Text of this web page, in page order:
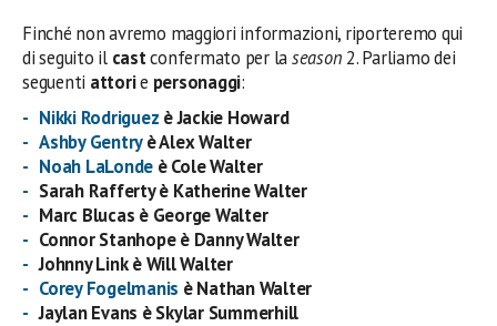
Finché non avremo maggiori informazioni, riporteremo qui
di seguito il castconfermato per laseason2. Parliamo dei
seguenti attorie personaggi:
Nikki Rodriguez è Jackie Howard
Ashby Gentryè Alex Walter
Noah LaLonde è Cole Walter
Sarah Rafferty è Katherine Walter
Marc Blucas è George Walter
Connor Stanhope è Danny Walter
Johnny Link è Will Walter
Corey Fogelmanis è Nathan Walter
Jaylan Evans è Skylar Summerhill